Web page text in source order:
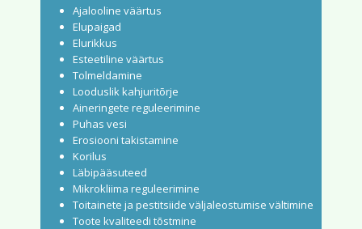
Ajalooline väärtus
Elupaigad
Elurikkus
Esteetiline väärtus
Tolmeldamine
Looduslik kahjuritõrje
Aineringete reguleerimine
Puhas vesi
Erosiooni takistamine
Korilus
Läbipääsuteed
Mikrokliima reguleerimine
Toitainete ja pestitsiide väljaleostumise vältimine
Toote kvaliteedi tõstmine